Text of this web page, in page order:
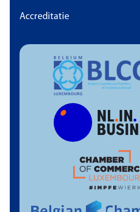
Accreditatie